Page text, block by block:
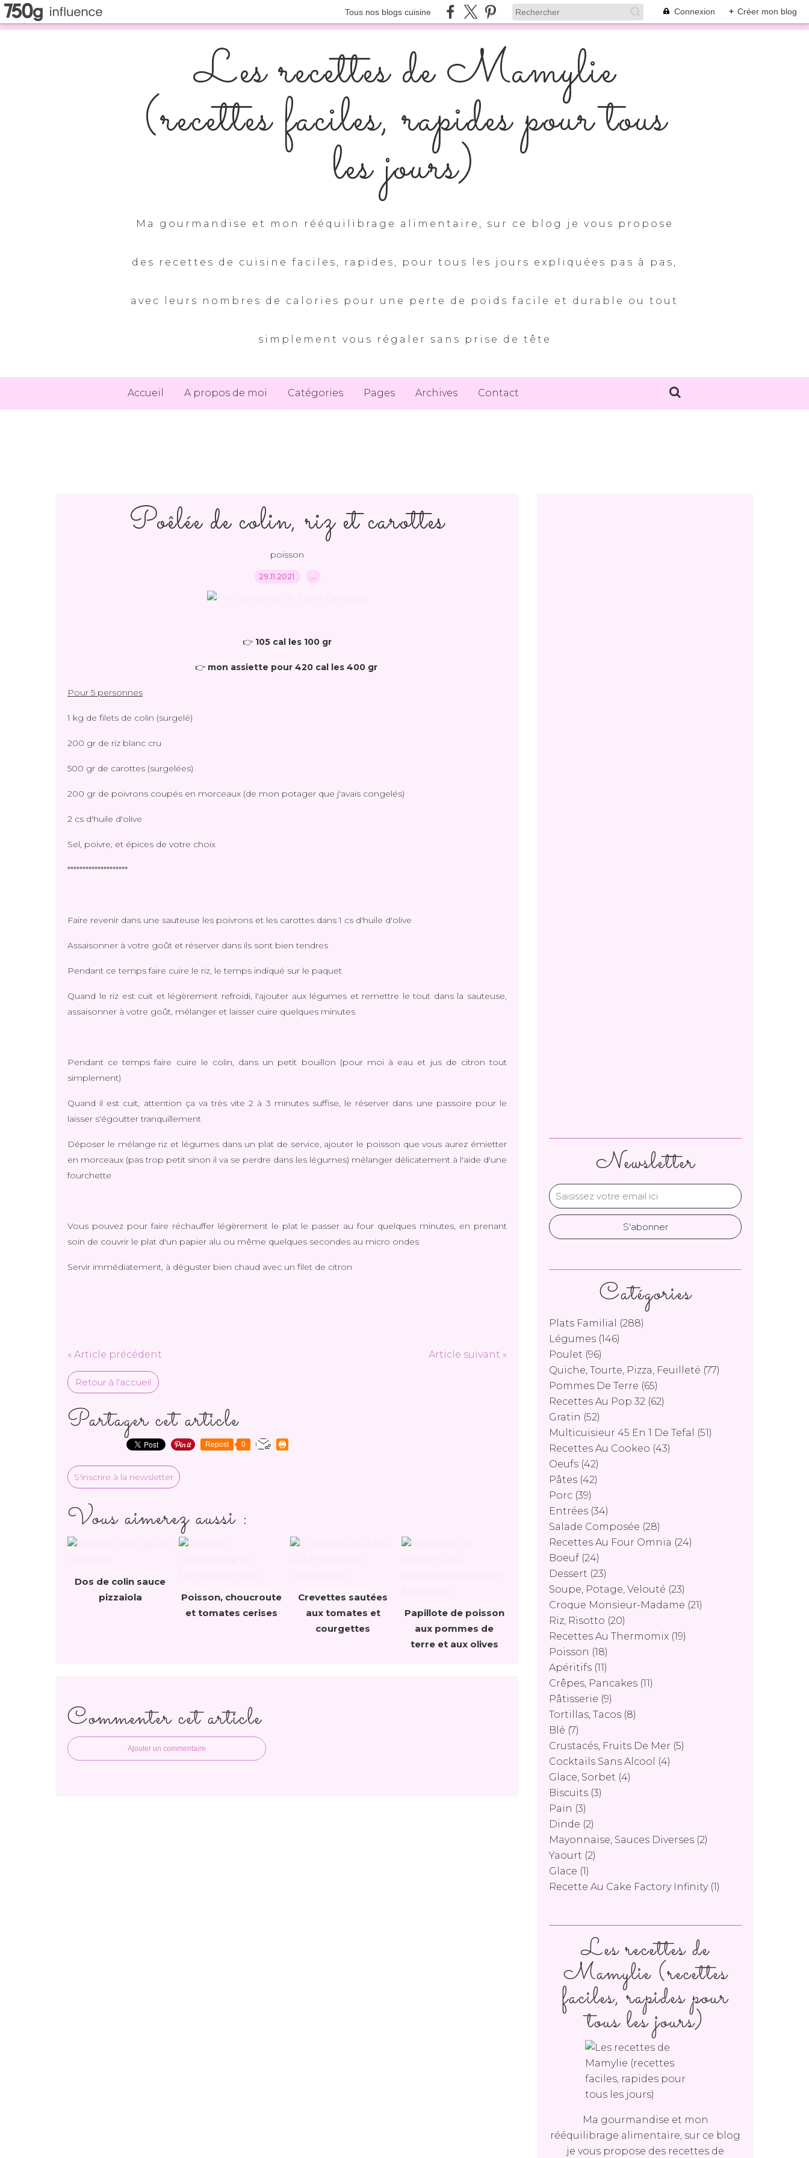
Tous nos blogs cuisine Connexion + Créer mon blog
Les recettes de Mamylie
(recettes faciles, rapides pour tous
les jours)
Ma gourmandise et mon rééquilibrage alimentaire, sur ce blog je vous propose
des recettes de cuisine faciles, rapides, pour tous les jours expliquées pas à pas,
avec leurs nombres de calories pour une perte de poids facile et durable ou tout
simplement vous régaler sans prise de tête
Accueil A propos de moi Catégories Pages Archives Contact
Poêlée de colin, riz et carottes
poisson
29.11.2021 …
👉 105 cal les 100 gr
👉 mon assiette pour 420 cal les 400 gr
Pour 5 personnes
1 kg de filets de colin (surgelé)
200 gr de riz blanc cru
500 gr de carottes (surgelées)
200 gr de poivrons coupés en morceaux (de mon potager que j'avais congelés)
2 cs d'huile d'olive
Sel, poivre, et épices de votre choix
********************
Faire revenir dans une sauteuse les poivrons et les carottes dans 1 cs d'huile d'olive
Assaisonner à votre goût et réserver dans ils sont bien tendres
Pendant ce temps faire cuire le riz, le temps indiqué sur le paquet
Quand le riz est cuit et légèrement refroidi, l'ajouter aux légumes et remettre le tout dans la sauteuse,
assaisonner à votre goût, mélanger et laisser cuire quelques minutes
Pendant ce temps faire cuire le colin, dans un petit bouillon (pour moi à eau et jus de citron tout
simplement)
Quand il est cuit, attention ça va très vite 2 à 3 minutes suffise, le réserver dans une passoire pour le
laisser s'égoutter tranquillement
Déposer le mélange riz et légumes dans un plat de service, ajouter le poisson que vous aurez émietter
en morceaux (pas trop petit sinon il va se perdre dans les légumes) mélanger délicatement à l'aide d'une
fourchette
Vous pouvez pour faire réchauffer légèrement le plat le passer au four quelques minutes, en prenant
soin de couvrir le plat d'un papier alu ou même quelques secondes au micro ondes
Servir immédiatement, à déguster bien chaud avec un filet de citron
« Article précédent Article suivant »
Retour à l'accueil
Partager cet article
Repost 0
S'inscrire à la newsletter
Vous aimerez aussi :
Dos de colin sauce
pizzaiola
Poisson, choucroute
et tomates cerises
Crevettes sautées
aux tomates et
courgettes
Papillote de poisson
aux pommes de
terre et aux olives
Commenter cet article
Ajouter un commentaire
Newsletter
Catégories
Plats Familial
(288)
Légumes (146)
Poulet (96)
Quiche, Tourte, Pizza, Feuilleté (77)
Pommes De Terre (65)
Recettes Au Pop 32 (62)
Gratin (52)
Multicuisieur 45 En 1 De Tefal
(51)
Recettes Au Cookeo (43)
Oeufs (42)
Pâtes (42)
Porc (39)
Entrées (34)
Salade Composée (28)
Recettes Au Four Omnia (24)
Boeuf (24)
Dessert (23)
Soupe, Potage, Velouté (23)
Croque Monsieur-Madame (21)
Riz, Risotto (20)
Recettes Au Thermomix (19)
Poisson (18)
Apéritifs (11)
Crêpes, Pancakes (11)
Pâtisserie (9)
Tortillas, Tacos (8)
Blé (7)
Crustacés, Fruits De Mer (5)
Cocktails Sans Alcool
(4)
Glace, Sorbet (4)
Biscuits (3)
Pain (3)
Dinde (2)
Mayonnaise, Sauces Diverses (2)
Yaourt (2)
Glace (1)
Recette Au Cake Factory Infinity(1)
Les recettes de
Mamylie (recettes
faciles, rapides pour
tous les jours)
Ma gourmandise et mon
rééquilibrage alimentaire, sur ce blog
je vous propose des recettes de